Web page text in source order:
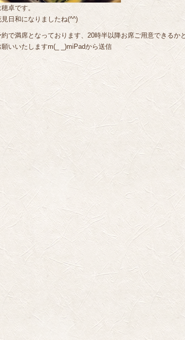
卓です。
日和になりましたね(^^)
で満席となっております、20時半以降お席ご用意できるか
願いいたしますm(_ _)miPadから送信